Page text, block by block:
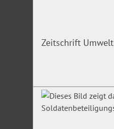
Zeitschrift